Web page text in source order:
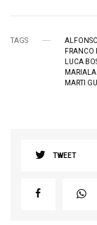
TAGS
FRANCO
LUCA
MARTI
TWEET